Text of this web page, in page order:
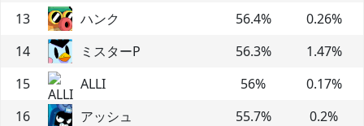
13
ハンク 56.4% 0.26%
14
ミスターP 56.3% 1.47%
15
ALLI 56% 0.17%
16
アッシュ 55.7% 0.2%